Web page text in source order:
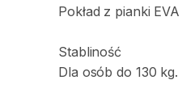
Pokład z pianki EVA
Stabliność
Dla osób do 130 kg.